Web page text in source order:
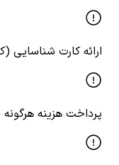
ارائه کارت شناسایی
پرداخت هزینه